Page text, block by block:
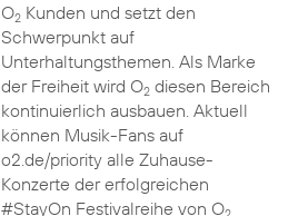
O2Kunden und setzt den
Schwerpunkt auf
Unterhaltungsthemen. Als Marke
der Freiheit wird O2diesen Bereich
kontinuierlich ausbauen. Aktuell
können Musik-Fans auf
o2.de/priority alle Zuhause-
Konzerte der erfolgreichen
#StayOn Festivalreihe von O